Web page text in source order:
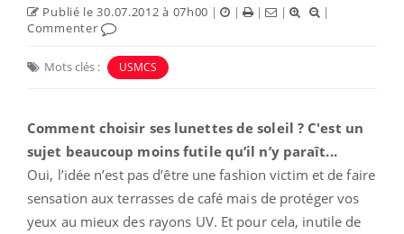
Publié le 30.07.2012 à 07h00 | | | |
|
Commenter
Mots clés : USMCS
Comment choisir ses lunettes de soleil ? C'est un
sujet beaucoup moins futile qu’il n’y paraît...
Oui, l’idée n’est pas d’être une fashion victim et de faire
sensation aux terrasses de café mais de protéger vos
yeux au mieux des rayons UV. Et pour cela, inutile de